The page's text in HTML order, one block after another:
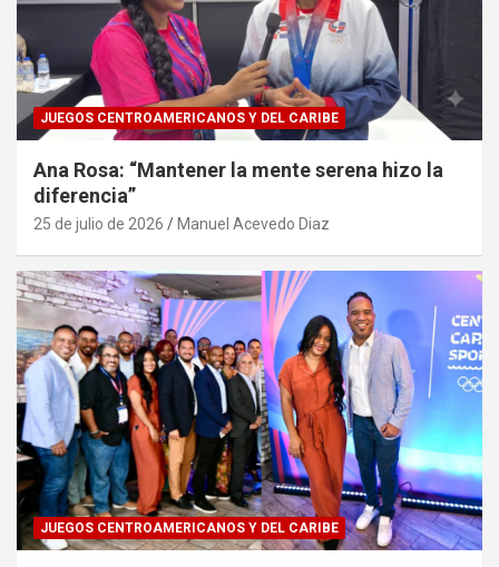
JUEGOS CENTROAMERICANOS Y DEL CARIBE
Ana Rosa: “Mantener la mente serena hizo la
diferencia”
25 de julio de 2026 Manuel Acevedo Diaz
JUEGOS CENTROAMERICANOS Y DEL CARIBE